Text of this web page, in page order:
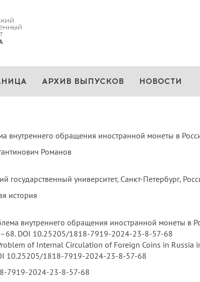
АРХИВ ВЫПУСКОВ НОВОСТИ
внутреннего обращения иностранной монеты в
Романов
государственный университет, Санкт-Петербург,
история
внутреннего обращения иностранной монеты в
DOI 10.25205/1818-7919-2024-23-8-57-68
of Internal Circulation of Foreign Coins in Russia
10.25205/1818-7919-2024-23-8-57-68
7919-2024-23-8-57-68